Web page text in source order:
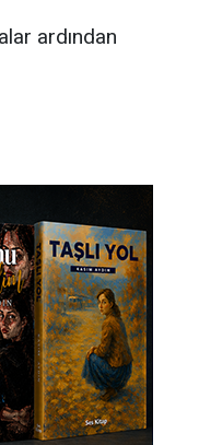
ardından